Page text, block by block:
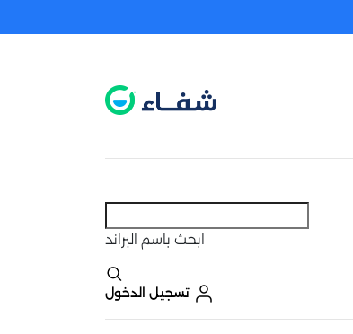
ابحث باسم البراند
تسجيل الدخول